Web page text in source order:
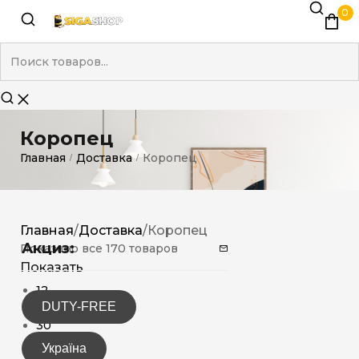
0
Коропец
Главная / Доставка / Коропец
Акциз:
DUTY-FREE
Україна
Главная/Доставка/Коропец
Показано все 170 товаров
Показать
12
15
30